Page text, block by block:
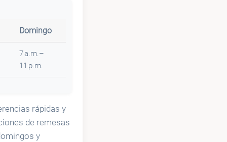
Domingo
7 a.m.–
11 p.m.
rápidas y
de remesas
y